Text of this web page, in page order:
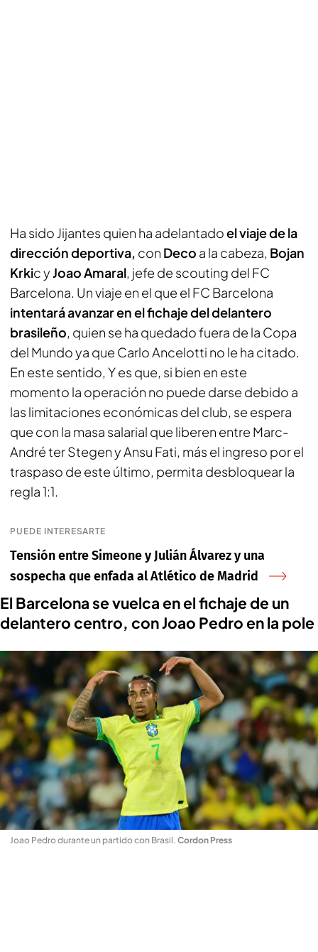
Ha sido Jijantes quien ha adelantadoel viaje de la
dirección deportiva, con Deco a la cabeza, Bojan
Krkic yJoao Amaral, jefe de scouting del FC
Barcelona. Un viaje en el que el FC Barcelona
intentará avanzar en el fichaje del delantero
brasileño, quien se ha quedado fuera de la Copa
del Mundo ya que Carlo Ancelotti no le ha citado.
En este sentido, Y es que, si bien en este
momento la operación no puede darse debido a
las limitaciones económicas del club, se espera
que con la masa salarial que liberen entre Marc-
André ter Stegen y Ansu Fati, más el ingreso por el
traspaso de este último, permita desbloquear la
regla 1:1.
PUEDE INTERESARTE
Tensión entre Simeone y Julián Álvarez y una
sospecha que enfada al Atlético de Madrid
El Barcelona se vuelca en el fichaje de un
delantero centro, con Joao Pedro en la pole
Joao Pedro durante un partido con Brasil. Cordon Press